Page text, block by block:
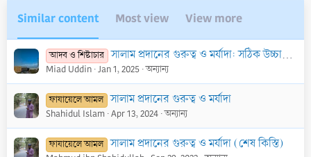
Similar content Most view View more
আদব ও শিষ্টাচার সালাম প্রদানের গুরুত্ব ও মর্যাদা: সঠিক উচ্চারণ এবং সালামের উত্তর দেওয়ার পদ্ধতি
Miad Uddin Jan 1, 2025 অন্যান্য
ফাযায়েলে আমল সালাম প্রদানের গুরুত্ব ও মর্যাদা
Shahidul Islam Apr 13, 2024 অন্যান্য
ফাযায়েলে আমল সালাম প্রদানের গুরুত্ব ও মর্যাদা (শেষ কিস্তি)